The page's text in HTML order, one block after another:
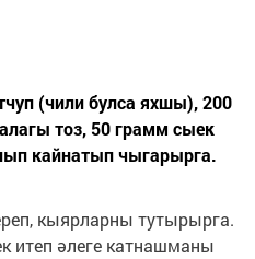
(чили булса яхшы), 200
тоз, 50 грамм сыек
кайнатып чыгарырга.
кыярларны тутырырга.
итеп әлеге катнашманы